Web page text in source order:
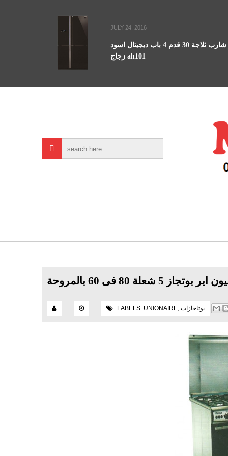
JULY 24, 2016
شارب ثلاجة 30 قدم 4 باب ديجيتال اسود
زجاج ah101
LABELS: UNIONAIRE بوتاجازات